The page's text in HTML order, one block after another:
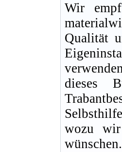
Wir
Qualität
dieses
wozu
wünschen.